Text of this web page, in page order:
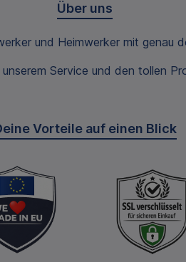
Über uns
und Heimwerker mit genau
Service und den tollen
Vorteile auf einen Blick